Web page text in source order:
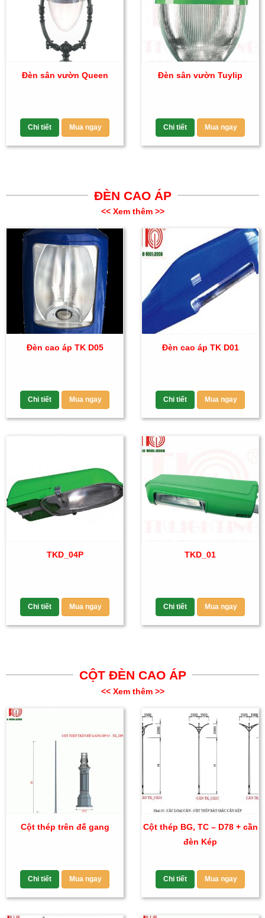
Đèn sân vườn Queen
Chi tiết Mua ngay
Đèn sân vườn Tuylip
Chi tiết Mua ngay
ĐÈN CAO ÁP
<< Xem thêm >>
Đèn cao áp TK D05
Chi tiết Mua ngay
Đèn cao áp TK D01
Chi tiết Mua ngay
TKD_04P
Chi tiết Mua ngay
TKD_01
Chi tiết Mua ngay
CỘT ĐÈN CAO ÁP
<< Xem thêm >>
Cột thép trên đế gang
Chi tiết Mua ngay
Cột thép BG, TC – D78 + cần
đèn Kép
Chi tiết Mua ngay